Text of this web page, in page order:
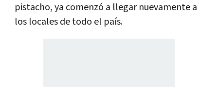
pistacho, ya comenzó a llegar nuevamente a
los locales de todo el país.